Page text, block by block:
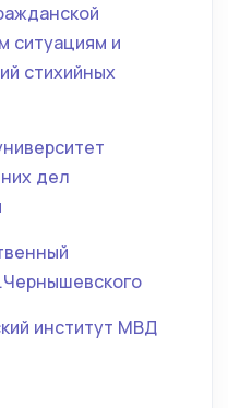
ситуациям и
стихийных
дел
институт МВД